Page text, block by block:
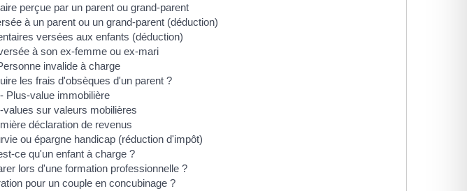
perçue par un parent ou grand-parent
à un parent ou un grand-parent (déduction)
versées aux enfants (déduction)
à son ex-femme ou ex-mari
invalide à charge
les frais d'obsèques d'un parent ?
Plus-value immobilière
sur valeurs mobilières
déclaration de revenus
ou épargne handicap (réduction d'impôt)
ce qu'un enfant à charge ?
lors d'une formation professionnelle ?
pour un couple en concubinage ?